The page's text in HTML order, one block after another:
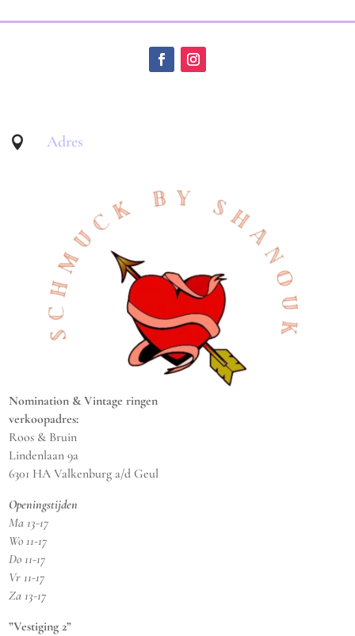
 Adres
Nomination & Vintage ringen
verkoopadres:
Roos & Bruin
Lindenlaan 9a
6301 HA Valkenburg a/d Geul
Openingstijden
Ma 13-17
Wo 11-17
Do 11-17
Vr 11-17
Za 13-17
”Vestiging 2”